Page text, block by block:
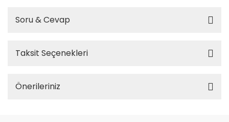
Soru & Cevap
Taksit Seçenekleri
Önerileriniz